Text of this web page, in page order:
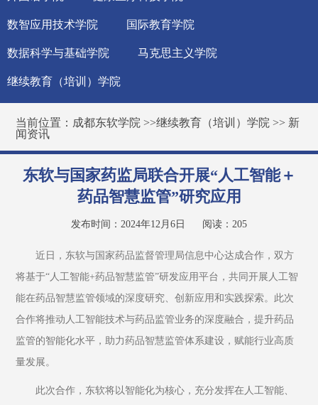
数智应用技术学院 国际教育学院
数据科学与基础学院 马克思主义学院
继续教育（培训）学院
当前位置： 成都东软学院 >>继续教育（培训）学院 >> 新
闻资讯
东软与国家药监局联合开展“人工智能＋
药品智慧监管”研究应用
发布时间：2024年12月6日 阅读： 205
近日，东软与国家药品监督管理局信息中心达成合作，双方
将基于“人工智能+药品智慧监管”研发应用平台，共同开展人工智
能在药品智慧监管领域的深度研究、创新应用和实践探索。此次
合作将推动人工智能技术与药品监管业务的深度融合，提升药品
监管的智能化水平，助力药品智慧监管体系建设，赋能行业高质
量发展。
此次合作，东软将以智能化为核心，充分发挥在人工智能、